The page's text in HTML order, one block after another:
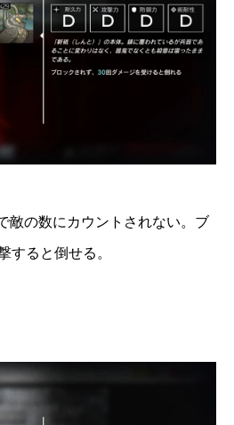
敵の数にカウントされない。ブ
すると倒せる。